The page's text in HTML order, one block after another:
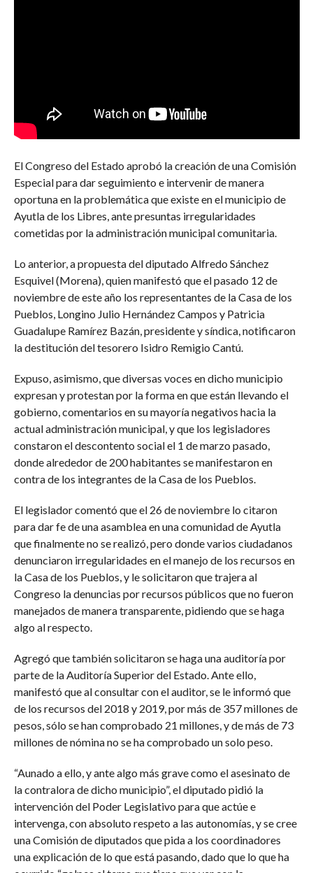
El Congreso del Estado aprobó la creación de una Comisión
Especial para dar seguimiento e intervenir de manera
oportuna en la problemática que existe en el municipio de
Ayutla de los Libres, ante presuntas irregularidades
cometidas por la administración municipal comunitaria.
Lo anterior, a propuesta del diputado Alfredo Sánchez
Esquivel (Morena), quien manifestó que el pasado 12 de
noviembre de este año los representantes de la Casa de los
Pueblos, Longino Julio Hernández Campos y Patricia
Guadalupe Ramírez Bazán, presidente y síndica, notificaron
la destitución del tesorero Isidro Remigio Cantú.
Expuso, asimismo, que diversas voces en dicho municipio
expresan y protestan por la forma en que están llevando el
gobierno, comentarios en su mayoría negativos hacia la
actual administración municipal, y que los legisladores
constaron el descontento social el 1 de marzo pasado,
donde alrededor de 200 habitantes se manifestaron en
contra de los integrantes de la Casa de los Pueblos.
El legislador comentó que el 26 de noviembre lo citaron
para dar fe de una asamblea en una comunidad de Ayutla
que finalmente no se realizó, pero donde varios ciudadanos
denunciaron irregularidades en el manejo de los recursos en
la Casa de los Pueblos, y le solicitaron que trajera al
Congreso la denuncias por recursos públicos que no fueron
manejados de manera transparente, pidiendo que se haga
algo al respecto.
Agregó que también solicitaron se haga una auditoría por
parte de la Auditoría Superior del Estado. Ante ello,
manifestó que al consultar con el auditor, se le informó que
de los recursos del 2018 y 2019, por más de 357 millones de
pesos, sólo se han comprobado 21 millones, y de más de 73
millones de nómina no se ha comprobado un solo peso.
“Aunado a ello, y ante algo más grave como el asesinato de
la contralora de dicho municipio”, el diputado pidió la
intervención del Poder Legislativo para que actúe e
intervenga, con absoluto respeto a las autonomías, y se cree
una Comisión de diputados que pida a los coordinadores
una explicación de lo que está pasando, dado que lo que ha